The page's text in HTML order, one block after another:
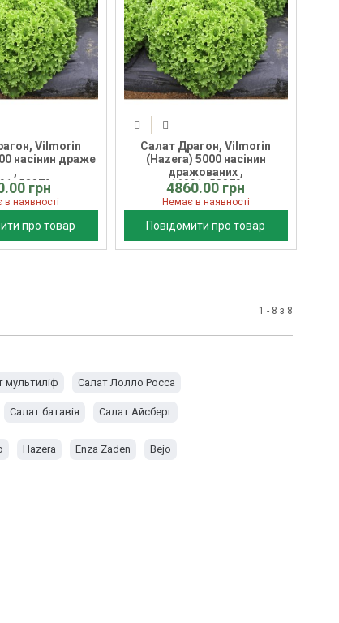
Vilmorin
насінин драже
,
грн
наявності
про товар
Салат Драгон, Vilmorin
(Hazera) 5000 насінин
дражованих ,
16091_53879
4860.00 грн
Немає в наявності
Повідомити про товар
1 - 8 з 8
мультиліф Салат Лолло Росса
Салат батавія Салат Айсберг
Hazera Enza Zaden Bejo